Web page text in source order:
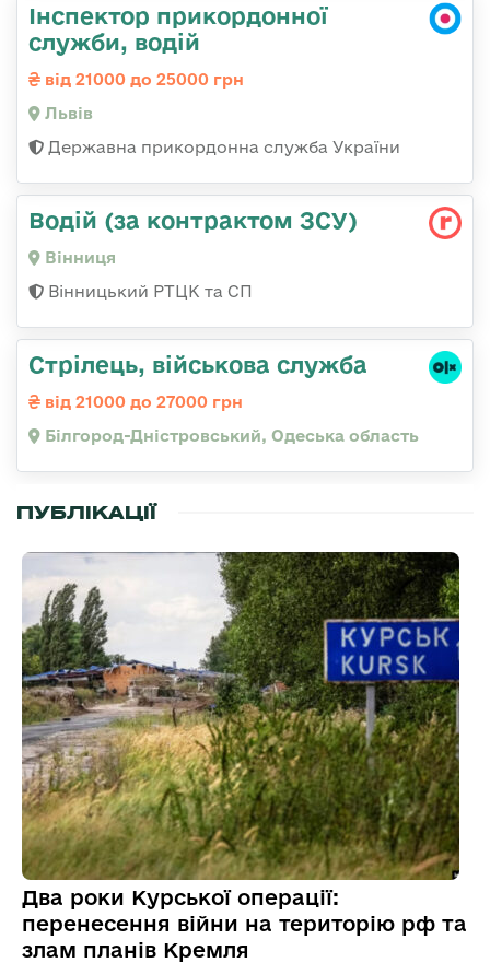
Інспектор прикордонної
служби, водій
від 21000 до 25000 грн
Львів
Державна прикордонна служба України
Водій (за контрактом ЗСУ)
Вінниця
Вінницький РТЦК та СП
Стрілець, військова служба
від 21000 до 27000 грн
Білгород-Дністровський, Одеська область
ПУБЛІКАЦІЇ
Два роки Курської операції:
перенесення війни на територію рф та
злам планів Кремля